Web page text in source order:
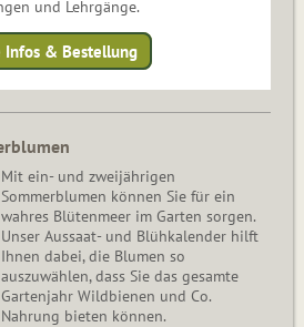
und Lehrgänge.
Infos & Bestellung
Mit ein- und zweijährigen
Sommerblumen können Sie für ein
wahres Blütenmeer im Garten sorgen.
Unser Aussaat- und Blühkalender hilft
Ihnen dabei, die Blumen so
auszuwählen, dass Sie das gesamte
Gartenjahr Wildbienen und Co.
Nahrung bieten können.